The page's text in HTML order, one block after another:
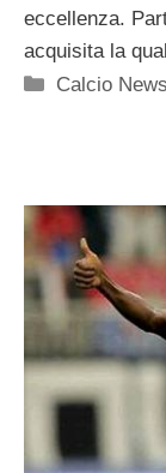
eccellenza.
acquisita la
Categorie
Calcio News